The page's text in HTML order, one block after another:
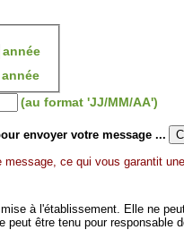
année
année
(au format 'JJ/MM/AA')
envoyer votre message ...
ce qui vous garantit
à l'établissement. Elle ne
peut être tenu pour responsable